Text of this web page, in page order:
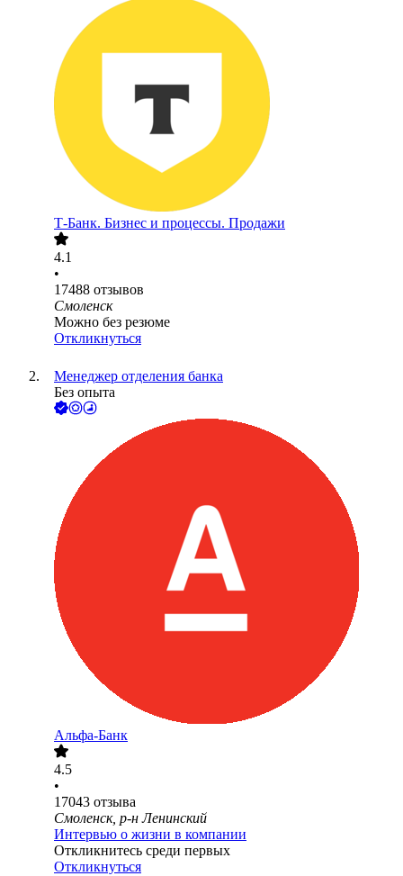
Т-Банк. Бизнес и процессы. Продажи
4.1
•
17488 отзывов
Смоленск
Можно без резюме
Откликнуться
Менеджер отделения банка
Без опыта
Альфа-Банк
4.5
•
17043 отзыва
Смоленск, р-н Ленинский
Интервью о жизни в компании
Откликнитесь среди первых
Откликнуться